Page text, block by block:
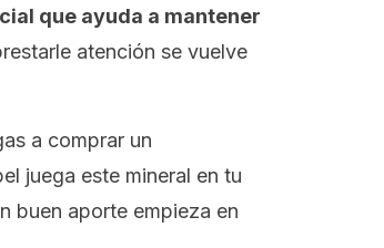
que ayuda a mantener
atención se vuelve
a comprar un
juega este mineral en tu
buen aporte empieza en